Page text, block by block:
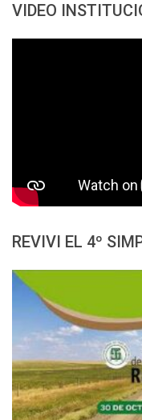
VIDEO
REVIVI EL 4º